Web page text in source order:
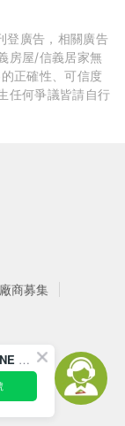
登廣告，相關廣告
房屋/信義居家無
正確性、可信度
任何爭議皆請自行
商募集
錄
歡迎訂閱我們的 LINE 官方帳號